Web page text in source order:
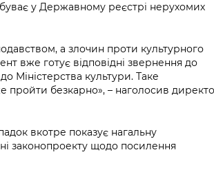
у Державному реєстрі нерухомих
а злочин проти культурного
вже готує відповідні звернення до
Міністерства культури. Таке
пройти безкарно», – наголосив
вкотре показує нагальну
законопроекту щодо посилення